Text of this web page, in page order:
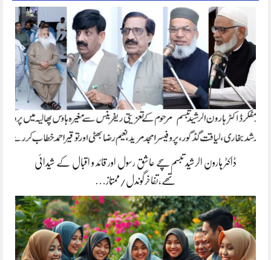
ڈاکٹر ہارون الرشید تبسم سچے عاشق رسول اور قائد و اقبال کے شیدائی
تھے،تفاخرگوندل/ممتاز…